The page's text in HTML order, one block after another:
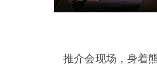
推介会现场，身着